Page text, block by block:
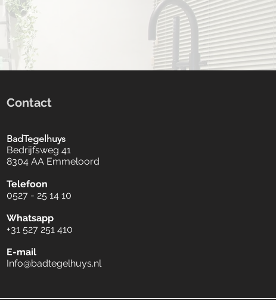
BadTegelhuys
Bedrijfsweg 41
8304 AA Emmeloord
Telefoon
0527 - 25 14 10
Whatsapp
+31 527 251 410
E-mail
Info@badtegelhuys.nl
Contact